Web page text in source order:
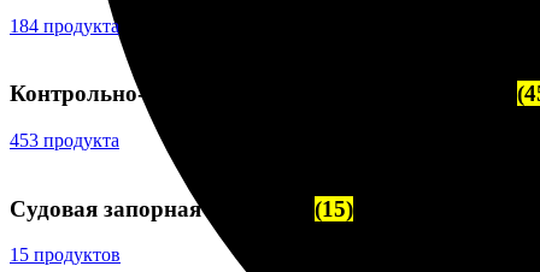
184 продукта
Контрольно-измерительные приборы (КИПиА)
453 продукта
Судовая запорная арматура (15)
15 продуктов